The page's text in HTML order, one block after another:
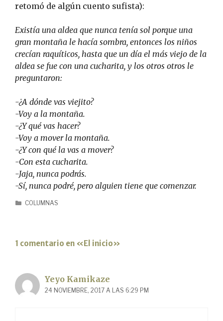
retomó de algún cuento sufista):
Existía una aldea que nunca tenía sol porque una
gran montaña le hacía sombra, entonces los niños
crecían raquíticos, hasta que un día el más viejo de la
aldea se fue con una cucharita, y los otros otros le
preguntaron:
-¿A dónde vas viejito?
-Voy a la montaña.
-¿Y qué vas hacer?
-Voy a mover la montaña.
-¿Y con qué la vas a mover?
-Con esta cucharita.
-Jaja, nunca podrás.
-Sí, nunca podré, pero alguien tiene que comenzar.
COLUMNAS
1 comentario en «El inicio»
Yeyo Kamikaze
24 NOVIEMBRE, 2017 A LAS 6:29 PM